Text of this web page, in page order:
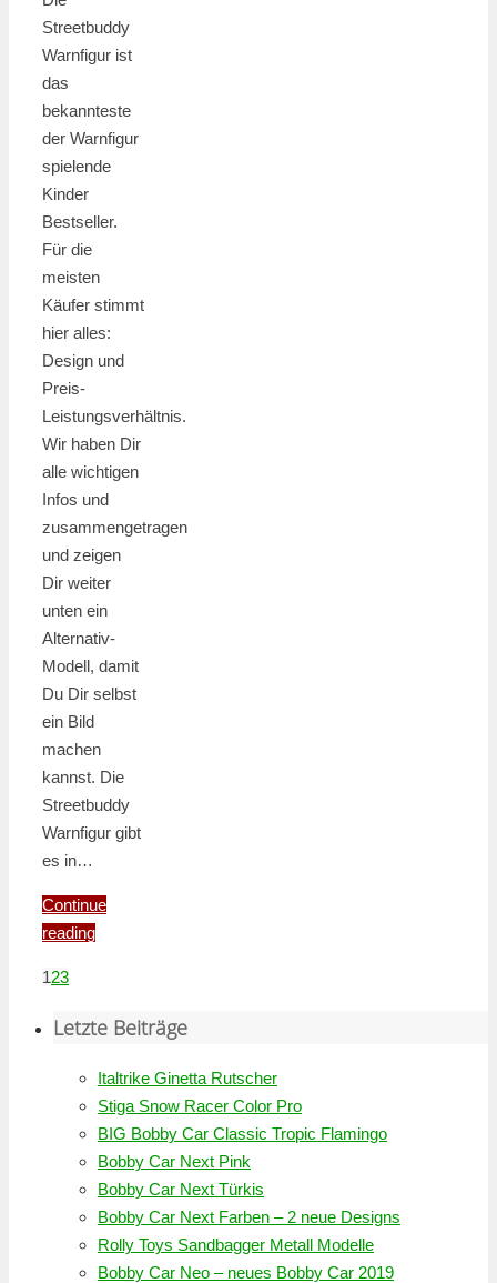
Streetbuddy
Warnfigur ist
das
bekannteste
der Warnfigur
spielende
Kinder
Bestseller.
Für die
meisten
Käufer stimmt
hier alles:
Design und
Preis-
Leistungsverhältnis.
Wir haben Dir
alle wichtigen
Infos und
zusammengetragen
und zeigen
Dir weiter
unten ein
Alternativ-
Modell, damit
Du Dir selbst
ein Bild
machen
kannst. Die
Streetbuddy
Warnfigur gibt
es in…
Continue
reading
123
Letzte Beiträge
Italtrike Ginetta Rutscher
Stiga Snow Racer Color Pro
BIG Bobby Car Classic Tropic Flamingo
Bobby Car Next Pink
Bobby Car Next Türkis
Bobby Car Next Farben – 2 neue Designs
Rolly Toys Sandbagger Metall Modelle
Bobby Car Neo – neues Bobby Car 2019